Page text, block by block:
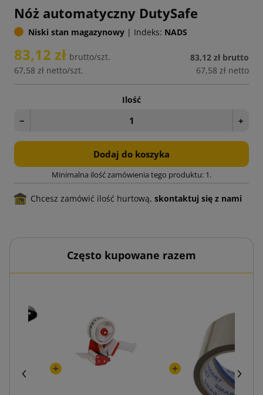
Nóż automatyczny DutySafe
Niski stan magazynowy | Indeks: NADS
83,12 zł brutto/szt.
67,58 zł netto/szt.
83,12 zł brutto
67,58 zł netto
Ilość
− +
Dodaj do koszyka
Minimalna ilość zamówienia tego produktu: 1.
Chcesz zamówić ilość hurtową, skontaktuj się z nami
Często kupowane razem